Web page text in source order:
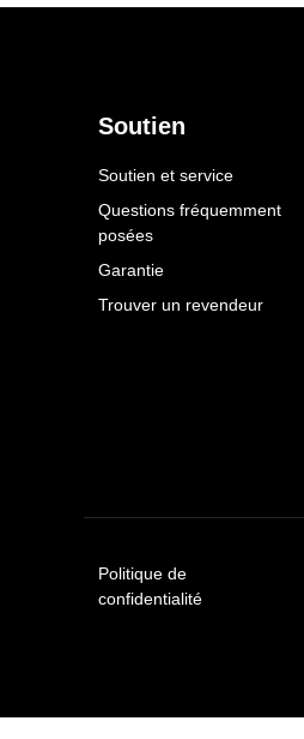
Soutien
Soutien et service
Questions fréquemment
posées
Garantie
Trouver un revendeur
Politique de
confidentialité